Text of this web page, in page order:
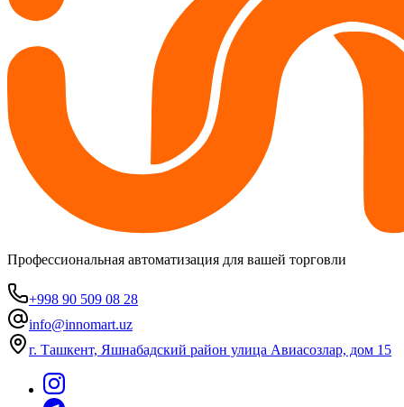
Профессиональная автоматизация для вашей торговли
+998 90 509 08 28
info@innomart.uz
г. Ташкент, Яшнабадский район улица Авиасозлар, дом 15